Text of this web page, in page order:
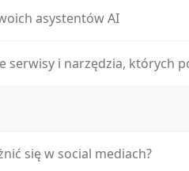
asystentów AI
serwisy i narzędzia, których
się w social mediach?